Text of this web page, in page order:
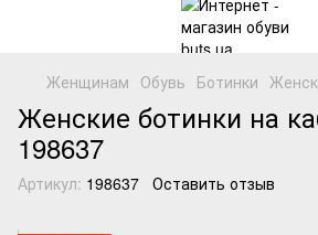
Женщинам Обувь Ботинки
Женские ботинки на
198637
Артикул: 198637 Оставить отзыв